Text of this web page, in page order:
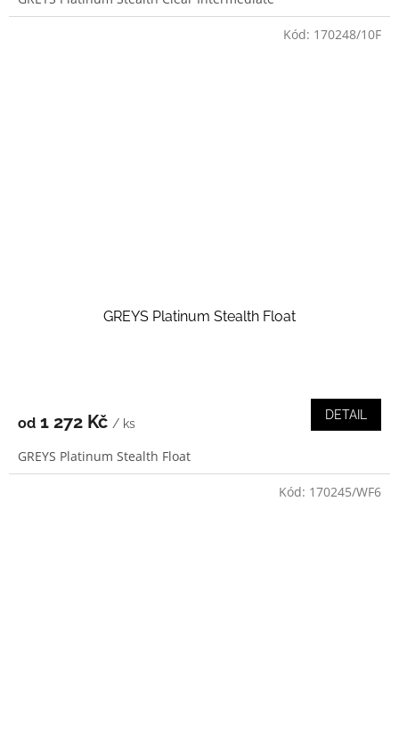
GREYS Platinum Stealth Float
od 1 272 Kč / ks
DETAIL
GREYS Platinum Stealth Float
Kód: 170248/10F
Kód: 170245/WF6